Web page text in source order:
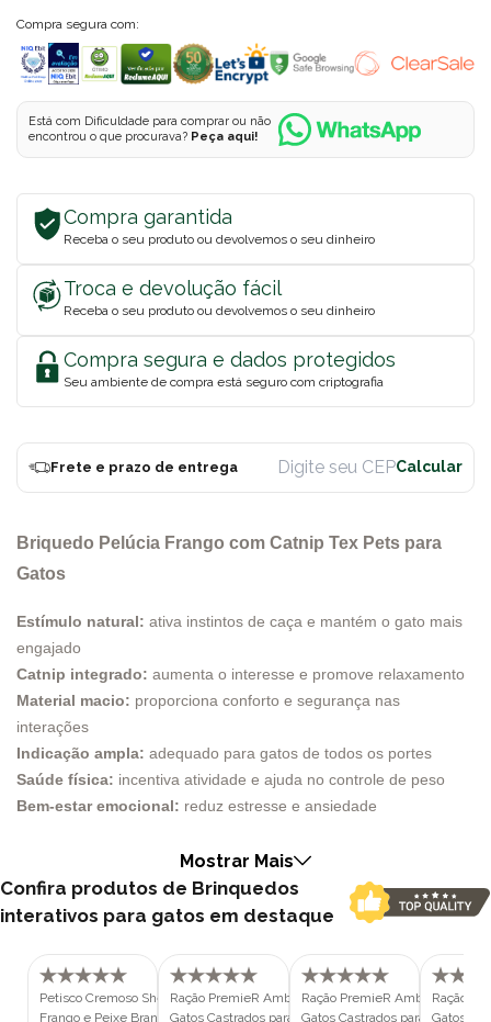
Compra segura com:
Está com Dificuldade para comprar ou não
encontrou o que procurava? Peça aqui!
Compra garantida
Receba o seu produto ou devolvemos o seu dinheiro
Troca e devolução fácil
Receba o seu produto ou devolvemos o seu dinheiro
Compra segura e dados protegidos
Seu ambiente de compra está seguro com criptografia
Frete e prazo de entrega
Briquedo Pelúcia Frango com Catnip Tex Pets para
Gatos
Estímulo natural: ativa instintos de caça e mantém o gato mais
engajado
Catnip integrado: aumenta o interesse e promove relaxamento
Material macio: proporciona conforto e segurança nas
interações
Indicação ampla: adequado para gatos de todos os portes
Saúde física: incentiva atividade e ajuda no controle de peso
Bem-estar emocional: reduz estresse e ansiedade
Criar um ambiente estimulante para gatos vai muito além de
oferecer um simples brinquedo. É sobre ativar instintos, reduzir o
estresse e promover bem-estar de forma natural e contínua. O
Brinquedo Pelúcia Frango com Catnip Tex Pets foi desenvolvido
exatamente com esse propósito, unindo estímulo físico e mental
Mostrar Mais
Confira produtos de Brinquedos
interativos para gatos em destaque
Petisco Cremoso Sheba 12g Sabor
Frango e Peixe Branco com Frango
Ração PremieR Ambientes Internos
Gatos Castrados para Gatos de 6
Ração PremieR Ambientes
Gatos Castrados para Gatos de 6
Ração
Gatos